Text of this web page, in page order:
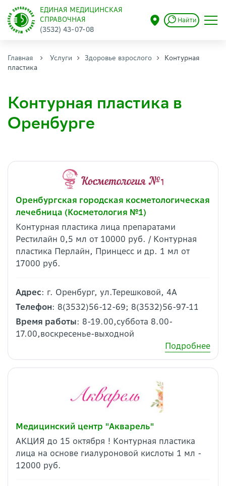
ЕДИНАЯ МЕДИЦИНСКАЯ
СПРАВОЧНАЯ
(3532) 43-07-08
Найти
Главная Услуги Здоровье взрослого
Контурная
пластика
Контурная пластика в
Оренбурге
Оренбургская городская косметологическая
лечебница (Косметология №1)
Контурная пластика лица препаратами
Рестилайн 0,5 мл от 10000 руб. / Контурная
пластика Перлайн, Принцесс и др. 1 мл от
17000 руб.
Адрес: г. Оренбург, ул.Терешковой, 4А
Телефон: 8(3532)56-12-69; 8(3532)56-97-11
Время работы: 8-19.00,суббота 8.00-
17.00,воскресенье-выходной
Подробнее
Медицинский центр "Акварель"
АКЦИЯ до 15 октября ! Контурная пластика
лица на основе гиалуроновой кислоты 1 мл -
12000 руб.